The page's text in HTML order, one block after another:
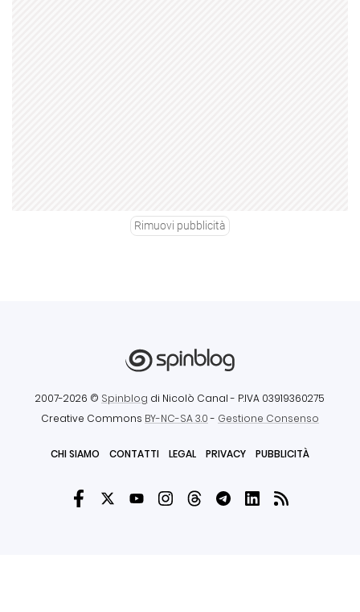
Rimuovi pubblicità
2007-2026 © Spinblog di Nicolò Canal - P.IVA 03919360275
Creative Commons BY-NC-SA 3.0- Gestione Consenso
CHI SIAMO CONTATTI LEGAL PRIVACY PUBBLICITÀ